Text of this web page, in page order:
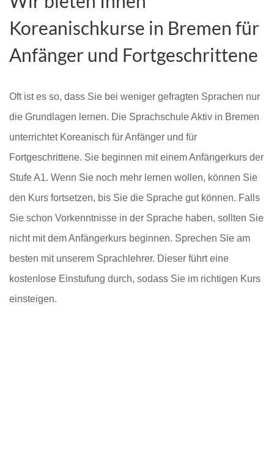
Koreanischkurse in Bremen für
Anfänger und Fortgeschrittene
Oft ist es so, dass Sie bei weniger gefragten Sprachen nur
die Grundlagen lernen. Die Sprachschule Aktiv in Bremen
unterrichtet Koreanisch für Anfänger und für
Fortgeschrittene. Sie beginnen mit einem Anfängerkurs der
Stufe A1. Wenn Sie noch mehr lernen wollen, können Sie
den Kurs fortsetzen, bis Sie die Sprache gut können. Falls
Sie schon Vorkenntnisse in der Sprache haben, sollten Sie
nicht mit dem Anfängerkurs beginnen. Sprechen Sie am
besten mit unserem Sprachlehrer. Dieser führt eine
kostenlose Einstufung durch, sodass Sie im richtigen Kurs
einsteigen.